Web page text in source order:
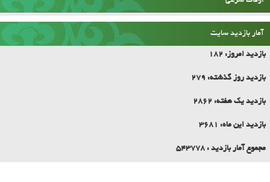
اوقات شرعی
بازدید امروز:
بازدید روز گذشته: